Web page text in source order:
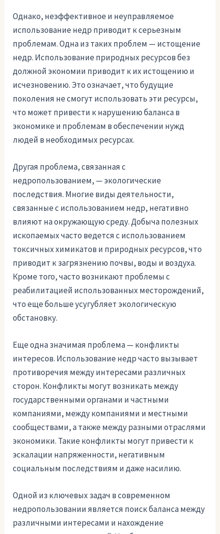
Однако, неэффективное и неуправляемое
использование недр приводит к серьезным
проблемам. Одна из таких проблем — истощение
недр. Использование природных ресурсов без
должной экономии приводит к их истощению и
исчезновению. Это означает, что будущие
поколения не смогут использовать эти ресурсы,
что может привести к нарушению баланса в
экономике и проблемам в обеспечении нужд
людей в необходимых ресурсах.
Другая проблема, связанная с
недропользованием, — экологические
последствия. Многие виды деятельности,
связанные с использованием недр, негативно
влияют на окружающую среду. Добыча полезных
ископаемых часто ведется с использованием
токсичных химикатов и природных ресурсов, что
приводит к загрязнению почвы, воды и воздуха.
Кроме того, часто возникают проблемы с
реабилитацией использованных месторождений,
что еще больше усугубляет экологическую
обстановку.
Еще одна значимая проблема — конфликты
интересов. Использование недр часто вызывает
противоречия между интересами различных
сторон. Конфликты могут возникать между
государственными органами и частными
компаниями, между компаниями и местными
сообществами, а также между разными отраслями
экономики. Такие конфликты могут привести к
эскалации напряженности, негативным
социальным последствиям и даже насилию.
Одной из ключевых задач в современном
недропользовании является поиск баланса между
различными интересами и нахождение